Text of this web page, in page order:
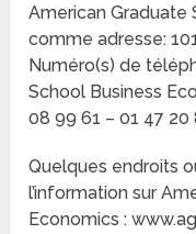
American Graduate
comme adresse:
Numéro(s) de
School Business
08 99 61 – 01 47 20
Quelques endroits
l’information sur
Economics :